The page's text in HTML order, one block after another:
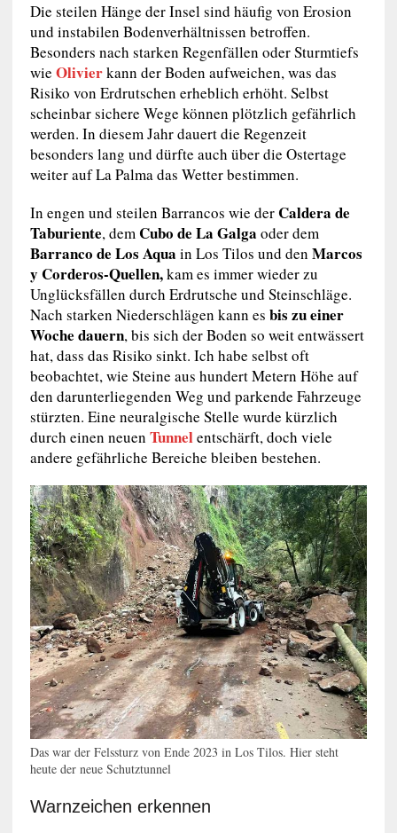
Die steilen Hänge der Insel sind häufig von Erosion
und instabilen Bodenverhältnissen betroffen.
Besonders nach starken Regenfällen oder Sturmtiefs
wie Olivierkann der Boden aufweichen, was das
Risiko von Erdrutschen erheblich erhöht. Selbst
scheinbar sichere Wege können plötzlich gefährlich
werden. In diesem Jahr dauert die Regenzeit
besonders lang und dürfte auch über die Ostertage
weiter auf La Palma das Wetter bestimmen.
In engen und steilen Barrancos wie derCaldera de
Taburiente, demCubo de La Galga oder dem
Barranco de Los Aqua in Los Tilos und den Marcos
y Corderos-Quellen,kam es immer wieder zu
Unglücksfällen durch Erdrutsche und Steinschläge.
Nach starken Niederschlägen kann es bis zu einer
Woche dauern, bis sich der Boden so weit entwässert
hat, dass das Risiko sinkt. Ich habe selbst oft
beobachtet, wie Steine aus hundert Metern Höhe auf
den darunterliegenden Weg und parkende Fahrzeuge
stürzten. Eine neuralgische Stelle wurde kürzlich
durch einen neuen Tunnelentschärft, doch viele
andere gefährliche Bereiche bleiben bestehen.
Das war der Felssturz von Ende 2023 in Los Tilos. Hier steht
heute der neue Schutztunnel
Warnzeichen erkennen